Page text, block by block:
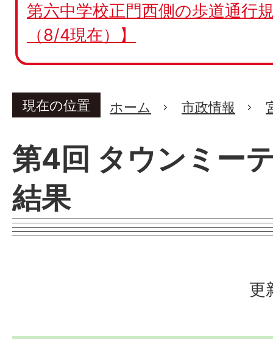
第六中学校正門西側の歩道通行
（8/4現在）】
現在の位置 ホーム 市政情報
第4回 タウンミー
結果
更